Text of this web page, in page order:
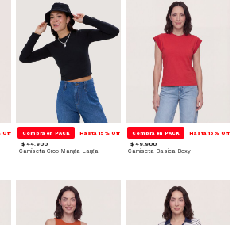
Off Compra en PACK Hasta 15% Off
$ 44.900
Camiseta Crop Manga Larga
Compra en PACK Hasta 15% Off
$ 49.900
Camiseta Basica Boxy